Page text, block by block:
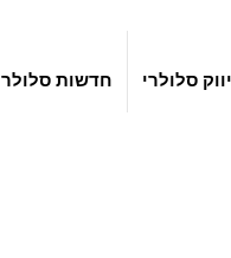
חדשות סלולר
סלולרי